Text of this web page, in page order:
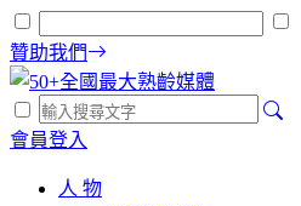
贊助我們
會員登入
人 物